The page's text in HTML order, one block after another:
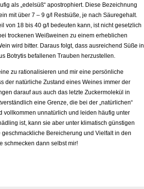
als „edelsüß“ apostrophiert. Diese Bezeichnung
mit über 7 – 9 g/l Restsüße, je nach Säuregehalt.
von 18 bis 40 g/l bedeuten kann, ist nicht gesetzlich
trockenen Weißweinen zu einem erheblichen
wird bitter. Daraus folgt, dass ausreichend Süße in
Botrytis befallenen Trauben herzustellen.
zu rationalisieren und mir eine persönliche
der natürliche Zustand eines Weines immer der
darauf aus auch das letzte Zuckermolekül in
eine Grenze, die bei der „natürlichen“
vollkommen unnatürlich und leiden häufig unter
ist, kann sie aber unter klimatisch günstigen
Bereicherung und Vielfalt in den
schmecken dann selbst mir!